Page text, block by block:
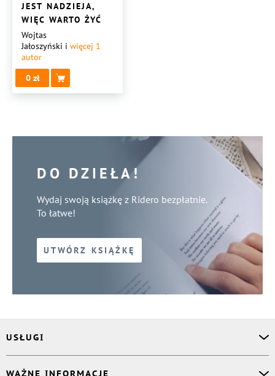
JEST NADZIEJA,
WIĘC WARTO ŻYĆ
Wojtas
Jałoszyński i więcej 1
autor
0
DO DZIEŁA!
Wydaj swoją książkę z Ridero bezpłatnie.
To łatwe!
UTWÓRZ KSIĄŻKĘ
USŁUGI
WAŻNE INFORMACJE